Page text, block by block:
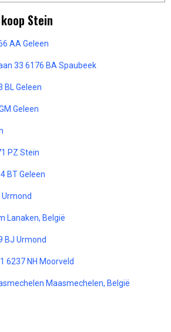
Stein
AA Geleen
33 6176 BA Spaubeek
BL Geleen
Geleen
PZ Stein
BT Geleen
Lanaken, België
BJ Urmond
6237 NH Moorveld
Maasmechelen, België